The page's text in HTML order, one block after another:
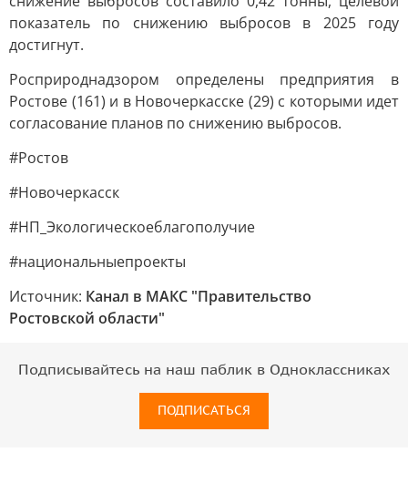
показатель по снижению выбросов в 2025 году
достигнут.
Росприроднадзором определены предприятия в
Ростове (161) и в Новочеркасске (29) с которыми идет
согласование планов по снижению выбросов.
#Ростов
#Новочеркасск
#НП_Экологическоеблагополучие
#национальныепроекты
Источник: Канал в МАКС "Правительство
Ростовской области"
Подписывайтесь на наш паблик в Одноклассниках
ПОДПИСАТЬСЯ